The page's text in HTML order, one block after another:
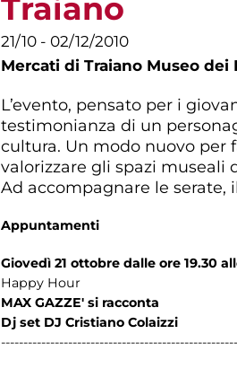
Traiano
21/10 - 02/12/2010
Mercati di Traiano Museo dei
L’evento, pensato per i
testimonianza di un
cultura. Un modo nuovo per
valorizzare gli spazi museali
Ad accompagnare le serate,
Appuntamenti
Giovedì 21 ottobre dalle ore 19.30
Happy Hour
MAX GAZZE' si racconta
Dj set DJ Cristiano Colaizzi